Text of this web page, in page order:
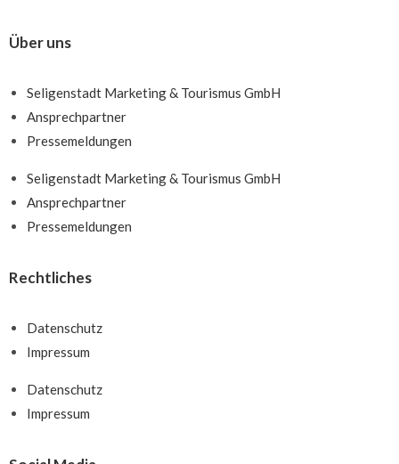
Über uns
Seligenstadt Marketing & Tourismus GmbH
Ansprechpartner
Pressemeldungen
Seligenstadt Marketing & Tourismus GmbH
Ansprechpartner
Pressemeldungen
Rechtliches
Datenschutz
Impressum
Datenschutz
Impressum